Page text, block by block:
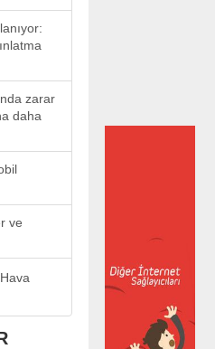
zarar
daha
ve